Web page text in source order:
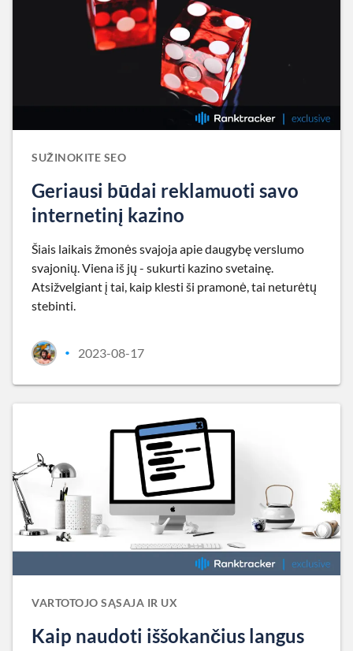
SUŽINOKITE SEO
Geriausi būdai reklamuoti savo
internetinį kazino
Šiais laikais žmonės svajoja apie daugybę verslumo
svajonių. Viena iš jų - sukurti kazino svetainę.
Atsižvelgiant į tai, kaip klesti ši pramonė, tai neturėtų
stebinti.
• 2023-08-17
VARTOTOJO SĄSAJA IR UX
Kaip naudoti iššokančius langus